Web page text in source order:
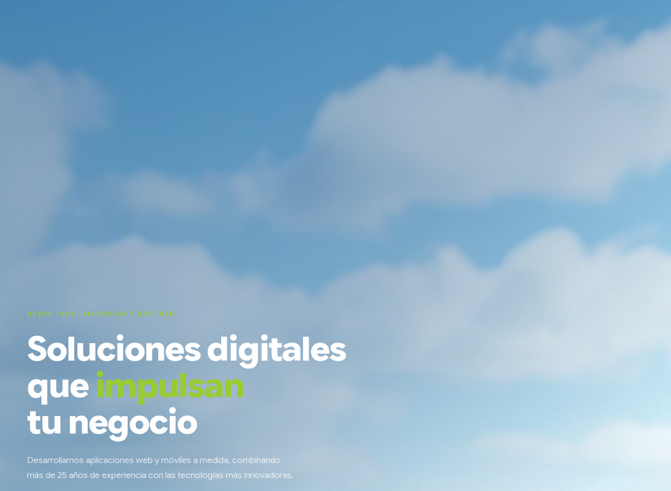
DESDE 1999 · MICROSOFT PARTNER
Soluciones digitales
queimpulsan
tu negocio
Desarrollamos aplicaciones web y móviles a medida, combinando
más de 25 años de experiencia con las tecnologías más innovadoras.